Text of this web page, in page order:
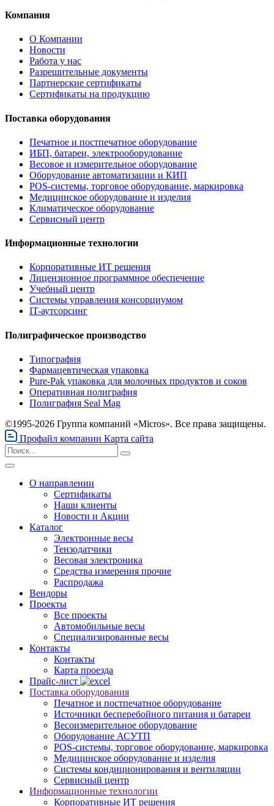
Компания
О Компании
Новости
Работа у нас
Разрешительные документы
Партнерские сертификаты
Сертификаты на продукцию
Поставка оборудования
Печатное и постпечатное оборудование
ИБП, батареи, электрооборудование
Весовое и измерительное оборудование
Оборудование автоматизации и КИП
POS-системы, торговое оборудование, маркировка
Медицинское оборудование и изделия
Климатическое оборудование
Сервисный центр
Информационные технологии
Корпоративные ИТ решения
Лицензионное программное обеспечение
Учебный центр
Системы управления консорциумом
IT-аутсорсинг
Полиграфическое производство
Типография
Фармацевтическая упаковка
Pure-Pak упаковка для молочных продуктов и соков
Оперативная полиграфия
Полиграфия Seal Mag
©1995-2026 Группа компаний «Micros». Все права защищены.
Профайл компании Карта сайта
О направлении
Сертификаты
Наши клиенты
Новости и Акции
Каталог
Электронные весы
Тензодатчики
Весовая электроника
Средства измерения прочие
Распродажа
Вендоры
Проекты
Все проекты
Автомобильные весы
Специализированные весы
Контакты
Контакты
Карта проезда
Прайс-лист
Поставка оборудования
Печатное и постпечатное оборудование
Источники бесперебойного питания и батареи
Весоизмерительное оборудование
Оборудование АСУТП
POS-системы, торговое оборудование, маркировка
Медицинское оборудование и изделия
Системы кондиционирования и вентиляции
Сервисный центр
Информационные технологии
Корпоративные ИТ решения